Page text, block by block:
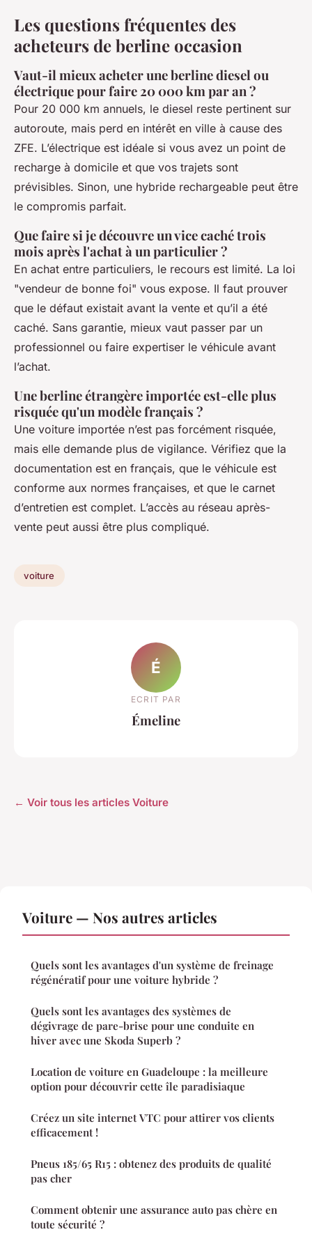
Les questions fréquentes des
acheteurs de berline occasion
Vaut-il mieux acheter une berline diesel ou
électrique pour faire 20 000 km par an ?
Pour 20 000 km annuels, le diesel reste pertinent sur
autoroute, mais perd en intérêt en ville à cause des
ZFE. L’électrique est idéale si vous avez un point de
recharge à domicile et que vos trajets sont
prévisibles. Sinon, une hybride rechargeable peut être
le compromis parfait.
Que faire si je découvre un vice caché trois
mois après l'achat à un particulier ?
En achat entre particuliers, le recours est limité. La loi
"vendeur de bonne foi" vous expose. Il faut prouver
que le défaut existait avant la vente et qu’il a été
caché. Sans garantie, mieux vaut passer par un
professionnel ou faire expertiser le véhicule avant
l’achat.
Une berline étrangère importée est-elle plus
risquée qu'un modèle français ?
Une voiture importée n’est pas forcément risquée,
mais elle demande plus de vigilance. Vérifiez que la
documentation est en français, que le véhicule est
conforme aux normes françaises, et que le carnet
d’entretien est complet. L’accès au réseau après-
vente peut aussi être plus compliqué.
voiture
É
ECRIT PAR
Émeline
← Voir tous les articles Voiture
Voiture — Nos autres articles
Quels sont les avantages d'un système de freinage
régénératif pour une voiture hybride ?
Quels sont les avantages des systèmes de
dégivrage de pare-brise pour une conduite en
hiver avec une Skoda Superb ?
Location de voiture en Guadeloupe : la meilleure
option pour découvrir cette île paradisiaque
Créez un site internet VTC pour attirer vos clients
efficacement !
Pneus 185/65 R15 : obtenez des produits de qualité
pas cher
Comment obtenir une assurance auto pas chère en
toute sécurité ?